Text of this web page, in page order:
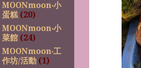
MOONmoon‧小
蛋糕 (20)
MOONmoon‧小
菜館 (24)
MOONmoon‧工
作坊/活動 (1)